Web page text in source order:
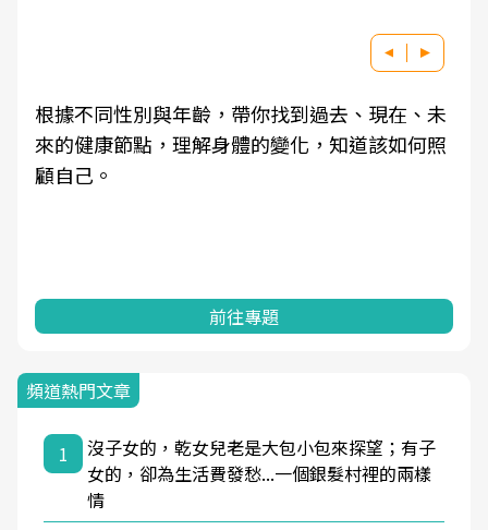
根據不同性別與年齡，帶你找到過去、現在、未
來的健康節點，理解身體的變化，知道該如何照
顧自己。
前往專題
頻道熱門文章
1
沒子女的，乾女兒老是大包小包來探望；有子
女的，卻為生活費發愁...一個銀髮村裡的兩樣
情